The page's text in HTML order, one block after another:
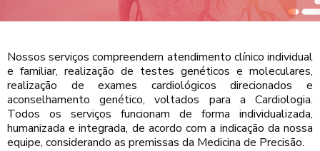
Nossos serviços compreendem atendimento clínico individual
e familiar, realização de testes genéticos e moleculares,
realização de exames cardiológicos direcionados e
aconselhamento genético, voltados para a Cardiologia.
Todos os serviços funcionam de forma individualizada,
humanizada e integrada, de acordo com a indicação da nossa
equipe, considerando as premissas da Medicina de Precisão.